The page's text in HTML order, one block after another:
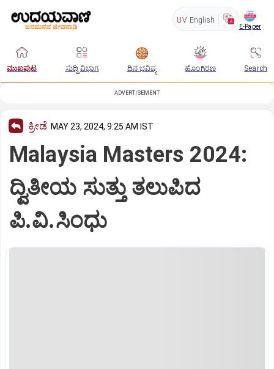
UV English
E-Paper
ಮುಖಪುಟ ಸುದ್ದಿ ವಿಭಾಗ ದಿನ ಭವಿಷ್ಯ ಹೊಂಗಿರಣ Search
ADVERTISEMENT
ಕ್ರೀಡೆ MAY 23, 2024, 9:25 AM IST
Malaysia Masters 2024:
ದ್ವಿತೀಯ ಸುತ್ತು ತಲುಪಿದ
ಪಿ.ವಿ.ಸಿಂಧು